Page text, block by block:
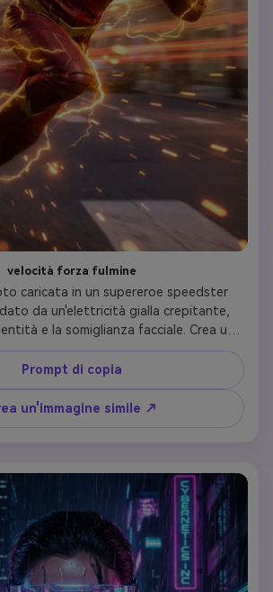
velocità forza fulmine
caricata in un supereroe speedster
da un'elettricità gialla crepitante,
e la somiglianza facciale. Crea un
rosso e giallo con emblemi di
sfocatura del movimento e tracce di
Posiziona il personaggio in una posa di
force aura, preservando i tratti facciali
aggiungendo effetti energetici
Prompt di copia
un'immagine simile ↗